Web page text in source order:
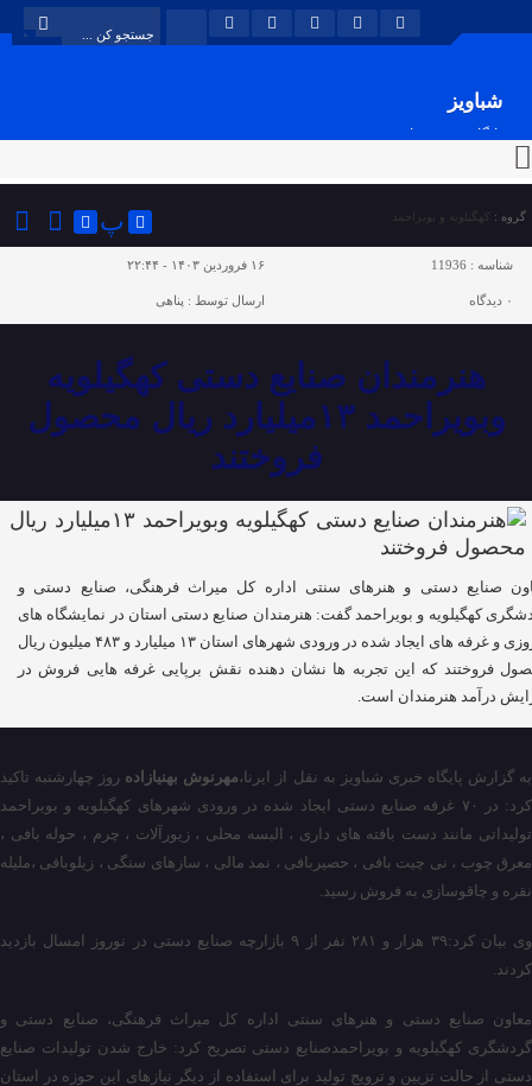
شباویز
پایگاه خبری شباویز
گروه : کهگیلویه و بویراحمد پ
شناسه : 11936 ۱۶ فروردین ۱۴۰۳ - ۲۲:۴۴
۰ دیدگاه ارسال توسط : پناهی
هنرمندان صنایع دستی کهگیلویه
وبویراحمد ۱۳میلیارد ریال محصول
فروختند
صنایع دستی و هنرهای سنتی اداره کل میراث فرهنگی، صنایع دستی و
کهگیلویه و بویراحمد گفت: هنرمندان صنایع دستی استان در نمایشگاه های
نوروزی و غرفه های ایجاد شده در ورودی شهرهای استان ۱۳ میلیارد و ۴۸۳ میلیون ریال
فروختند که این تجربه ها نشان دهنده نقش برپایی غرفه هایی فروش در
درآمد هنرمندان است.
به گزارش پایگاه خبری شباویز به نقل از ایرنا،مهرنوش بهنیازاده روز چهارشنبه تاکید
کرد: در ۷۰ غرفه صنایع دستی ایجاد شده در ورودی شهرهای کهگیلویه و بویراحمد
تولیداتی مانند دست بافته های داری ، البسه محلی ، زیورآلات ، چرم ، حوله بافی ،
معرق چوب ، نی چیت بافی ، حصیربافی ، نمد مالی ، سازهای سنگی ، زیلوبافی ،ملیله
نقره و چاقوسازی به فروش رسید.
وی بیان کرد:۳۹ هزار و ۲۸۱ نفر از ۹ بازارچه صنایع دستی در نوروز امسال بازدید
کردند.
معاون صنایع دستی و هنرهای سنتی اداره کل میراث فرهنگی، صنایع دستی و
گردشگری کهگیلویه و بویراحمدصنایع دستی تصریح کرد: خارج شدن تولیدات صنایع
دستی از حالت تزیین و ترویج تولید برای استفاده از دیگر نیازهای این حوزه در استان